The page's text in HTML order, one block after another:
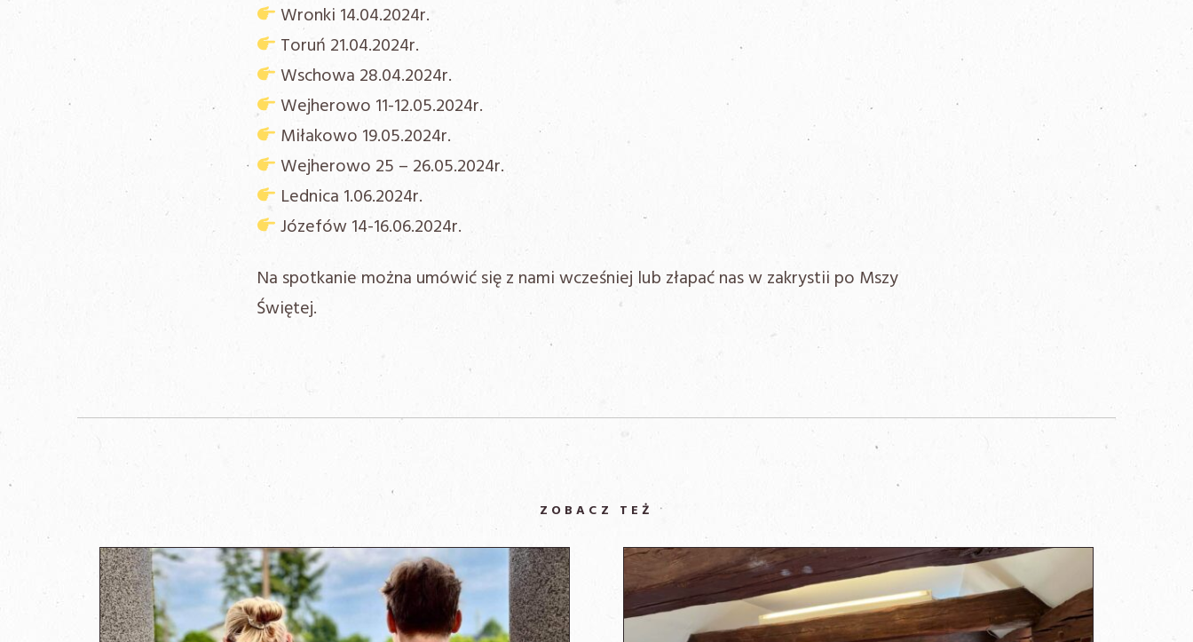
Wronki 14.04.2024r.
Toruń 21.04.2024r.
Wschowa 28.04.2024r.
Wejherowo 11-12.05.2024r.
Miłakowo 19.05.2024r.
Wejherowo 25 – 26.05.2024r.
Lednica 1.06.2024r.
Józefów 14-16.06.2024r.
Na spotkanie można umówić się z nami wcześniej lub złapać nas w zakrystii po Mszy
Świętej.
ZOBACZ TEŻ